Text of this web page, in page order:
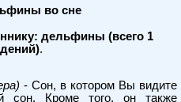
во сне
дельфины (всего 1
.
- Сон, в котором Вы видите
сон. Кроме того, он также